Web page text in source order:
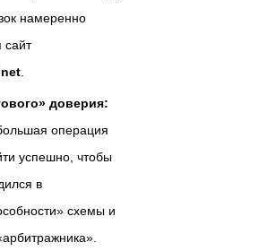
намеренно
сайт
.
доверия:
операция
успешно, чтобы
в
схемы и